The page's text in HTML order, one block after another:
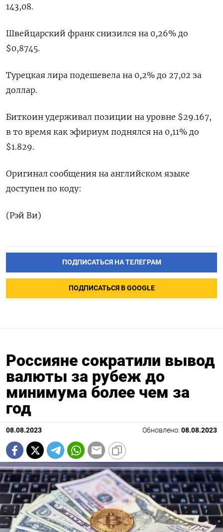
143,08.
Швейцарский франк снизился на 0,26% до
$0,8745.
Турецкая лира подешевела на 0,2% до 27,02 за
доллар.
Биткоин удерживал позиции на уровне $29.167,
в то время как эфириум поднялся на 0,11% до
$1.829.
Оригинал сообщения на английском языке
доступен по коду:
(Рэй Ви)
ПОДПИСАТЬСЯ НА ТЕЛЕГРАМ
ПОДПИСАТЬСЯ В GOOGLE
Россияне сократили вывод
валюты за рубеж до
минимума более чем за
год
08.08.2023 Обновлено: 08.08.2023